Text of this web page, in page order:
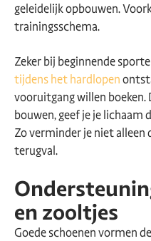
geleidelijk opbouwen.
trainingsschema.
Zeker bij beginnende
tijdens het hardlopen
vooruitgang willen
bouwen, geef je je lichaam
Zo verminder je niet alleen
terugval.
en zooltjes
Goede schoenen vormen